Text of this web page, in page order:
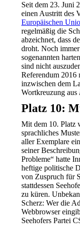
Seit dem 23. Juni
einen Austritt des
Europäischen
regelmäßig die
abzeichnet, dass
droht. Noch
sogenannten
sind nicht
Referendum 2016
inzwischen dem
Wortkreuzung aus
Platz 10:
Mit dem 10. Platz
sprachliches
aller Exemplare
seiner
Probleme“ hatte
heftige politische
von Zuspruch für
stattdessen
zu küren.
Scherz: Wer die
Webbrowser
Seehofers Partei